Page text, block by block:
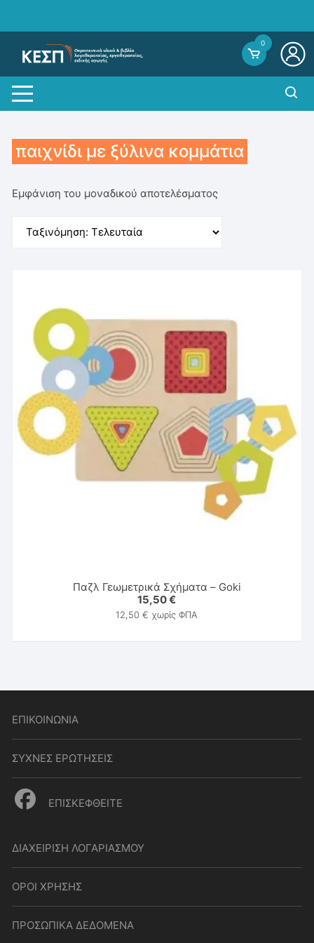
0
παιχνίδι με ξύλινα κομμάτια
Εμφάνιση του μοναδικού αποτελέσματος
Παζλ Γεωμετρικά Σχήματα – Goki
15,50€
12,50€ χωρίς ΦΠΑ
ΕΠΙΚΟΙΝΩΝΙΑ
ΣΥΧΝΕΣ ΕΡΩΤΗΣΕΙΣ
ΕΠΙΣΚΕΦΘΕΙΤΕ
ΔΙΑΧΕΙΡΙΣΗ ΛΟΓΑΡΙΑΣΜΟΥ
ΟΡΟΙ ΧΡΗΣΗΣ
ΠΡΟΣΩΠΙΚΑ ΔΕΔΟΜΕΝΑ